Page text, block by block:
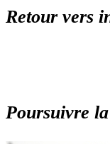
Retour vers
Poursuivre